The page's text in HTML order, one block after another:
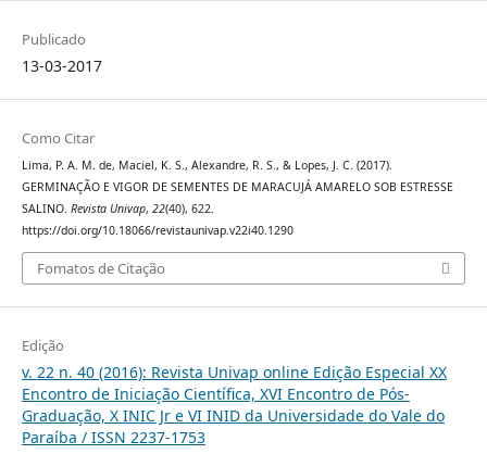
Publicado
13-03-2017
Como Citar
Lima, P. A. M. de, Maciel, K. S., Alexandre, R. S., & Lopes, J. C. (2017).
GERMINAÇÃO E VIGOR DE SEMENTES DE MARACUJÁ AMARELO SOB ESTRESSE
SALINO. Revista Univap, 22(40), 622.
https://doi.org/10.18066/revistaunivap.v22i40.1290
Fomatos de Citação
Edição
v. 22 n. 40 (2016): Revista Univap online Edição Especial XX
Encontro de Iniciação Científica, XVI Encontro de Pós-
Graduação, X INIC Jr e VI INID da Universidade do Vale do
Paraíba / ISSN 2237-1753